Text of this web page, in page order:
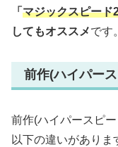
「 マジックスピード
してもオススメです。
前作(ハイパー
前作(ハイパースピ
以下の違いがありま